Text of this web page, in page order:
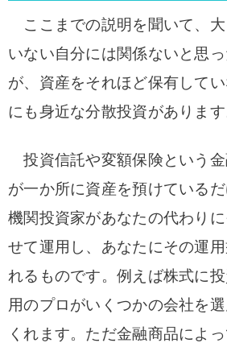
ここまでの説明を聞いて、
いない自分には関係ないと思
が、資産をそれほど保有して
にも身近な分散投資があります
投資信託や変額保険という
が一か所に資産を預けている
機関投資家があなたの代わり
せて運用し、あなたにその運
れるものです。例えば株式に
用のプロがいくつかの会社を
くれます。ただ金融商品によ